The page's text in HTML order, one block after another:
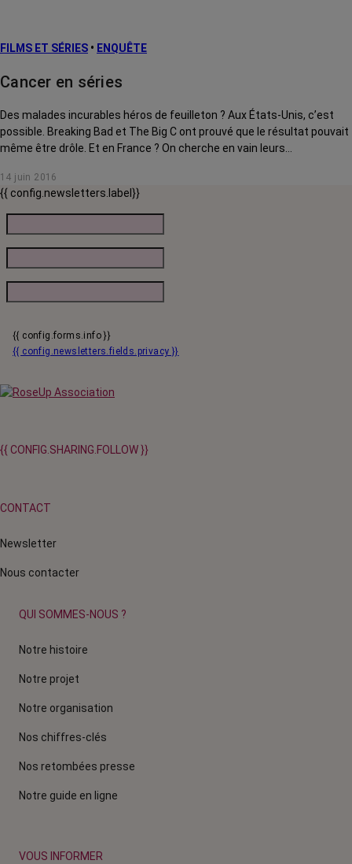
FILMS ET SÉRIES • ENQUÊTE
Cancer en séries
Des malades incurables héros de feuilleton ? Aux États-Unis, c’est
possible. Breaking Bad et The Big C ont prouvé que le résultat pouvait
même être drôle. Et en France ? On cherche en vain leurs
14 juin 2016
{{ config.newsletters.label}}
{{ config.forms.info }}
{{ config.newsletters.fields.privacy }}
{{ CONFIG.SHARING.FOLLOW }}
CONTACT
Newsletter
Nous contacter
QUI SOMMES-NOUS ?
Notre histoire
Notre projet
Notre organisation
Nos chiffres-clés
Nos retombées presse
Notre guide en ligne
VOUS INFORMER